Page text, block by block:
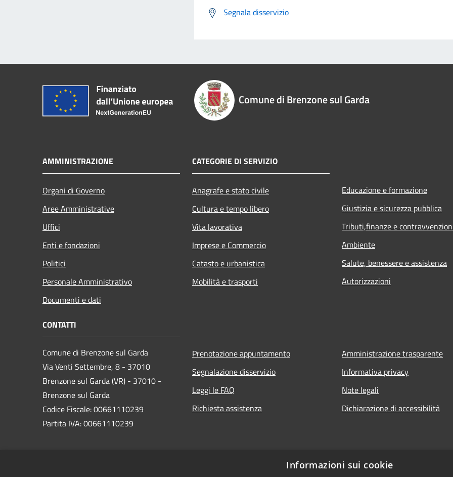
Segnala disservizio
Comune di Brenzone sul Garda
AMMINISTRAZIONE
Organi di Governo
Aree Amministrative
Uffici
Enti e fondazioni
Politici
Personale Amministrativo
Documenti e dati
CATEGORIE DI SERVIZIO
Anagrafe e stato civile
Cultura e tempo libero
Vita lavorativa
Imprese e Commercio
Catasto e urbanistica
Mobilità e trasporti
Educazione e formazione
Giustizia e sicurezza pubblica
Tributi,finanze e
Ambiente
Salute, benessere e assistenza
Autorizzazioni
CONTATTI
Comune di Brenzone sul Garda
Via Venti Settembre, 8 - 37010
Brenzone sul Garda (VR) - 37010 -
Brenzone sul Garda
Codice Fiscale: 00661110239
Partita IVA: 00661110239
Prenotazione appuntamento
Segnalazione disservizio
Leggi le FAQ
Richiesta assistenza
Amministrazione trasparente
Informativa privacy
Note legali
Dichiarazione di accessibilità
Informazioni sui cookie